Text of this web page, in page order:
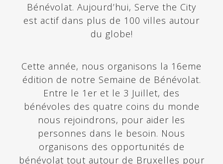
Bénévolat. Aujourd’hui, Serve the City
est actif dans plus de 100 villes autour
du globe!
Cette année, nous organisons la 16eme
édition de notre Semaine de Bénévolat.
Entre le 1er et le 3 Juillet, des
bénévoles des quatre coins du monde
nous rejoindrons, pour aider les
personnes dans le besoin. Nous
organisons des opportunités de
bénévolat tout autour de Bruxelles pour